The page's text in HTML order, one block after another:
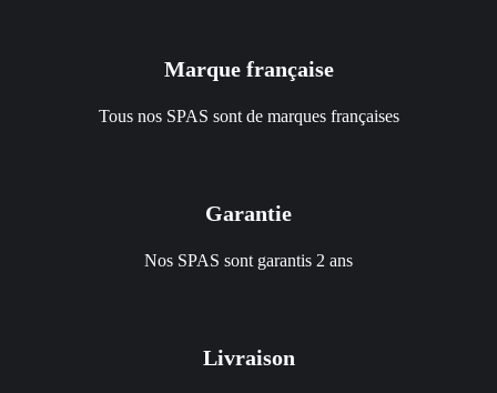
Marque française
Tous nos SPAS sont de marques françaises
Garantie
Nos SPAS sont garantis 2 ans
Livraison